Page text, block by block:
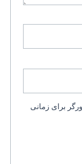
برای زمانی